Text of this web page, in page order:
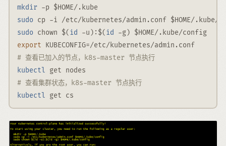
mkdir -p $HOME/.kube
sudo cp -i /etc/kubernetes/admin.conf $HOME/.kube/
sudo chown $( id -u ) : $( id -g) $HOME/.kube/config
export
KUBECONFIG=/etc/kubernetes/admin.conf
# 查看已加入的节点，k8s-master 节点执行
kubectl get nodes
# 查看集群状态，k8s-master 节点执行
kubectl get cs